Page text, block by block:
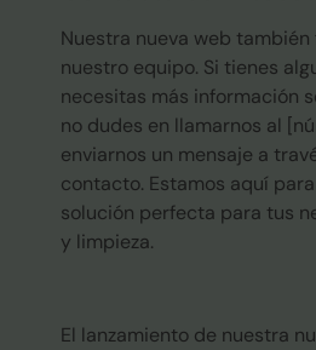
Nuestra nueva web
nuestro equipo. Si tienes
necesitas más información
no dudes en llamarnos al
enviarnos un mensaje a
contacto. Estamos aquí
solución perfecta para tus
y limpieza.
El lanzamiento de nuestra